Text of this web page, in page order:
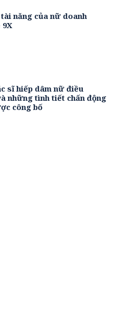
năng của nữ doanh
9X
sĩ hiếp dâm nữ điều
những tình tiết chấn động
công bố